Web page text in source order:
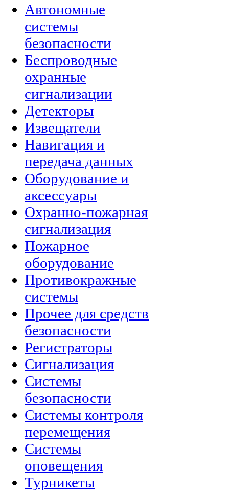
Автономные
системы
безопасности
Беспроводные
охранные
сигнализации
Детекторы
Извещатели
Навигация и
передача данных
Оборудование и
аксессуары
Охранно-пожарная
сигнализация
Пожарное
оборудование
Противокражные
системы
Прочее для средств
безопасности
Регистраторы
Сигнализация
Системы
безопасности
Системы контроля
перемещения
Системы
оповещения
Турникеты